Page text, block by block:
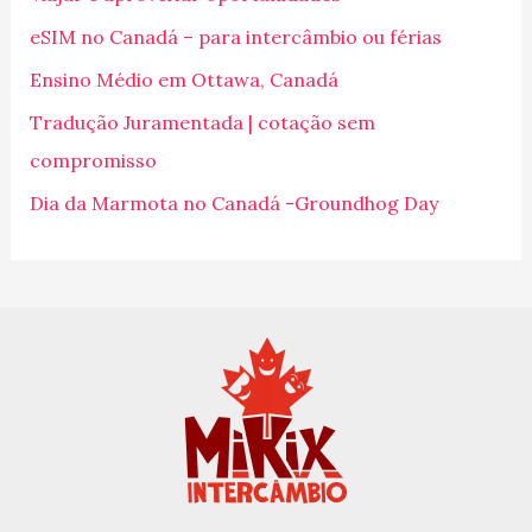
s
a
r
p
o
r
eSIM no Canadá – para intercâmbio ou férias
Ensino Médio em Ottawa, Canadá
Tradução Juramentada | cotação sem
compromisso
Dia da Marmota no Canadá -Groundhog Day